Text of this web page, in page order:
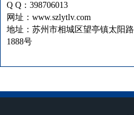
Q Q：398706013
网址：www.szlytlv.com
地址：苏州市相城区望亭镇太阳路
1888号